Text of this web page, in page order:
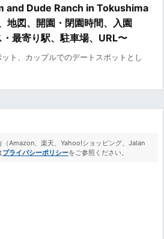
and Dude Ranch in Tokushima
地図、開園・閉園時間、入園
最寄り駅、駐車場、URL〜
ト、カップルでのデートスポットとし
Amazon、楽天、Yahoo!ショッピング、Jalan
プライバシーポリシーをご参照ください。